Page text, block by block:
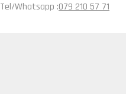
Tel/Whatsapp :079 210 57 71